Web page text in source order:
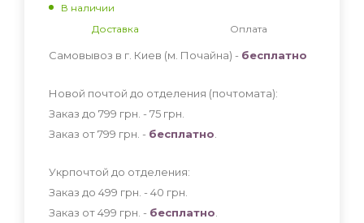
В наличии
Доставка
Оплата
Самовывоз в г. Киев (м. Почайна) - бесплатно
Новой почтой до отделения (почтомата):
Заказ до 799 грн. - 75 грн
Заказ от 799 грн. - бесплатно
Укрпочтой до отделения:
Заказ до 499 грн. - 40 грн
Заказ от 499 грн. - бесплатно